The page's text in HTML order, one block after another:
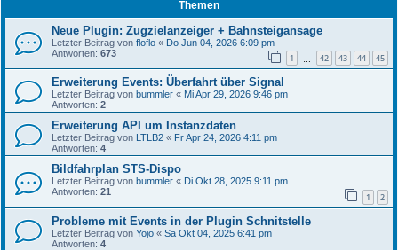
Themen
Neue Plugin: Zugzielanzeiger + Bahnsteigansage
Letzter Beitrag von floflo « Do Jun 04, 2026 6:09 pm
Antworten: 673 1 42 43 44 45
Erweiterung Events: Überfahrt über Signal
Letzter Beitrag von bummler « Mi Apr 29, 2026 9:46 pm
Antworten: 2
Erweiterung API um Instanzdaten
Letzter Beitrag von LTLB2 « Fr Apr 24, 2026 4:11 pm
Antworten: 4
Bildfahrplan STS-Dispo
Letzter Beitrag von bummler « Di Okt 28, 2025 9:11 pm
Antworten: 21 1 2
Probleme mit Events in der Plugin Schnitstelle
Letzter Beitrag von Yojo « Sa Okt 04, 2025 6:41 pm
Antworten: 4